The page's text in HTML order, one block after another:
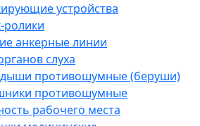
устройства
ролики
анкерные линии
слуха
противошумные (беруши)
противошумные
рабочего места